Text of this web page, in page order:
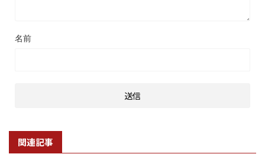
名前
関連記事